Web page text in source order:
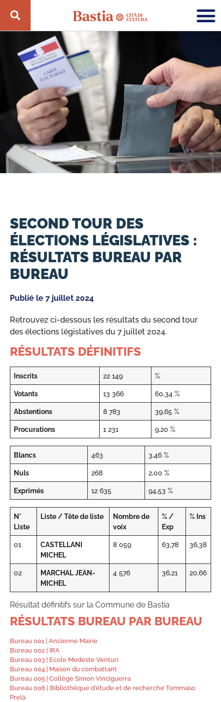
SECOND TOUR DES
ÉLECTIONS LÉGISLATIVES :
RÉSULTATS BUREAU PAR
BUREAU
Publié le 7 juillet 2024
Retrouvez ci-dessous les résultats du second tour
des élections législatives du 7 juillet 2024.
RÉSULTATS DÉFINITIFS
Inscrits 22 149 %
Votants 13 366 60,34 %
Abstentions 8 783 39,65 %
Procurations 1 231 9,20 %
Blancs 463 3,46 %
Nuls 268 2,00 %
Exprimés 12 635 94,53 %
N°
Liste
Liste / Tête de liste
Nombre de
voix
% /
Exp
% Ins
01
CASTELLANI
MICHEL
8 059 63,78 36,38
02
MARCHAL JEAN-
MICHEL
4 576 36,21 20,66
Résultat définitifs sur la Commune de Bastia
RÉSULTATS BUREAU PAR BUREAU
Bureau 001 | Ancienne Mairie
Bureau 002 | IRA
Bureau 003 | Ecole Modeste Venturi
Bureau 004 | Maison du combattant
Bureau 005 | Collège Simon Vinciguerra
Bureau 006 | Bibliothèque d’étude et de recherche Tommaso
Prelà